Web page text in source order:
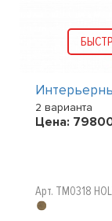
2 варианта
Цена:
Арт. TM0318